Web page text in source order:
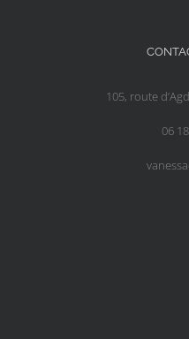
105, route
06